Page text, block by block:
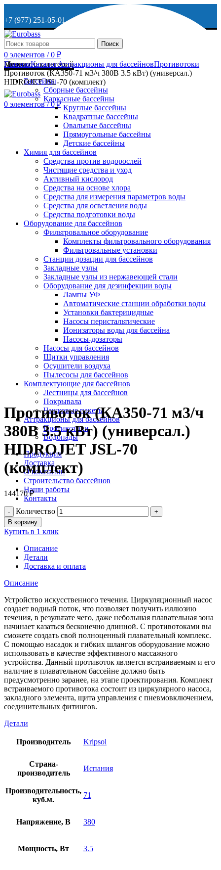
+7 (977) 251-05-01
+7 (929) 615-63-95
МО, г. Дмитров, ул. Веретенникова, д. 9
ОСТАВИТЬ ЗАЯВКУ
+7 (977) 251-05-01
Поиск
0 элементов / 0 ₽
Меню
0 элементов / 0₽
Просмотр категорий
Бассейны
Сборные бассейны
Каркасные бассейны
Круглые бассейны
Квадратные бассейны
Овальные бассейны
Прямоугольные бассейны
Детские бассейны
Химия для бассейнов
Средства против водорослей
Чистящие средства и уход
Активный кислород
Средства на основе хлора
Средства для измерения параметров воды
Средства для осветления воды
Средства подготовки воды
Оборудование для бассейнов
Фильтровальное оборудование
Комплекты фильтровального оборудования
Фильтровальные установки
Станции дозации для бассейнов
Закладные узлы
Закладные узлы из нержавеющей стали
Оборудование для дезинфекции воды
Лампы УФ
Автоматические станции обработки воды
Установки бактерицидные
Насосы перистальтические
Ионизаторы воды для бассейна
Насосы-дозаторы
Насосы для бассейнов
Щитки управления
Осушители воздуха
Пылесосы для бассейнов
Комплектующие для бассейнов
Лестницы для бассейнов
Покрывала
Чашковые пакеты
Аттракционы для бассейнов
Противотоки
Водопады
Продукция
Доставка
О компании
Строительство бассейнов
Наши работы
Контакты
ГлавнаяКаталогАттракционы для бассейновПротивотоки
Противоток (КА350-71 м3/ч 380В 3.5 кВт) (универсал.)
HIDROJET JSL-70 (комплект)
Противоток (КА350-71 м3/ч
380В 3.5 кВт) (универсал.)
HIDROJET JSL-70
(комплект)
144170₽
Количество
В корзину
Купить в 1 клик
Описание
Детали
Доставка и оплата
Описание
Устройство искусственного течения. Циркуляционный насос
создает водный поток, что позволяет получить иллюзию
течения, в результате чего, даже небольшая плавательная зона
начинает казаться бесконечно длинной. С противотоками вы
сможете создать свой полноценный плавательный комплекс.
С помощью насадок и гибких шлангов оборудование можно
использовать в качестве эффективного массажного
устройства. Данный противоток является встраиваемым и его
наличие в плавательном бассейне должно быть
предусмотренно заранее, на этапе проектирования. Комплект
встраиваемого противотока состоит из циркулярного насоса,
закладного элемента, щита управления с пневмовключением,
соединительных фитингов.
Детали
Производитель Kripsol
Страна-
производитель
Испания
Производительность,
куб.м.
71
Напряжение, В 380
Мощность, Вт 3.5